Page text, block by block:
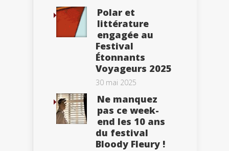
Polar et
littérature
engagée au
Festival
Étonnants
Voyageurs 2025
30 mai 2025
Ne manquez
pas ce week-
end les 10 ans
du festival
Bloody Fleury !